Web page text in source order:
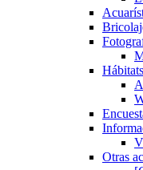
Otras